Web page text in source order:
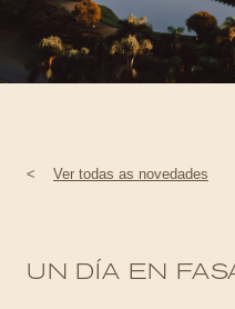
< Ver todas as novedades
UN DÍA EN